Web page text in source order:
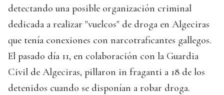
detectando una posible organización criminal
dedicada a realizar "vuelcos" de droga en Algeciras
que tenía conexiones con narcotraficantes gallegos.
El pasado día 11, en colaboración con la Guardia
Civil de Algeciras, pillaron in fraganti a 18 de los
detenidos cuando se disponían a robar droga.